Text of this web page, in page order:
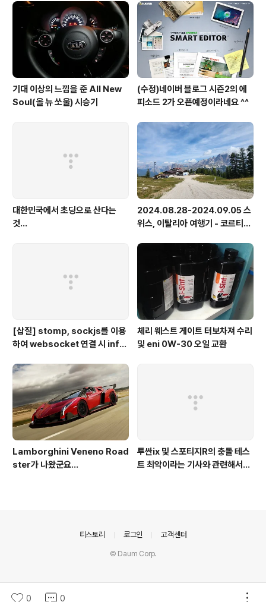
기대 이상의 느낌을 준 All New
Soul(올 뉴 쏘울) 시승기
(수정)네이버 블로그 시즌2의 에
피소드 2가 오픈예정이라네요 ^^
대한민국에서 초딩으로 산다는
것...
2024.08.28-2024.09.05 스
위스, 이탈리아 여행기 - 코르티나
스
[삽질] stomp, sockjs를 이용
하여 websocket 연결 시 info
체리 웨스트 게이트 터보차져 수리
및 eni 0W-30 오일 교환
Lamborghini Veneno Road
ster가 나왔군요...
투싼ix 및 스포티지R의 충돌 테스
트 최악이라는 기사와 관련해서...
0 0
티스토리 로그인 고객센터
© Daum Corp.